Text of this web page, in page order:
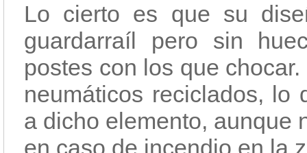
Lo cierto es que su
guardarraíl pero sin
postes con los que
neumáticos reciclados, lo
a dicho elemento, aunque
en caso de incendio en la